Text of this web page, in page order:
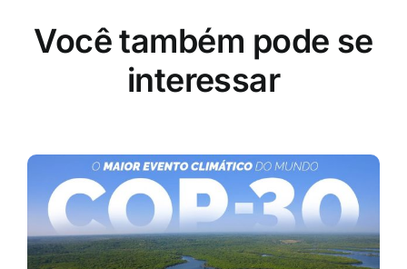
Você também pode se
interessar